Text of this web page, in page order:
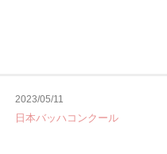
2023/05/11
日本バッハコンクール